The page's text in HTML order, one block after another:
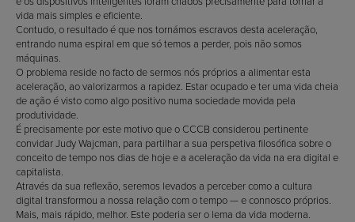
vida mais simples e eficiente.
Contudo, o resultado é que nos tornámos escravos desta aceleração,
entrando numa espiral em que só temos a perder, pois não somos
máquinas.
O problema reside no facto de sermos nós próprios a alimentar esta
aceleração, ao valorizarmos a rapidez. Estar ocupado e ter uma vida cheia
de ação é visto como algo positivo numa sociedade movida pela
produtividade.
É precisamente por este motivo que o CCCB considerou pertinente
convidar Judy Wajcman, para partilhar a sua perspetiva filosófica sobre o
conceito de tempo nos dias de hoje e a aceleração da vida na era digital e
capitalista.
Através da sua reflexão, seremos levados a perceber como a cultura
digital transformou a nossa relação com o tempo — e connosco próprios.
Mais, mais rápido, melhor. Este poderia ser o lema da vida moderna.